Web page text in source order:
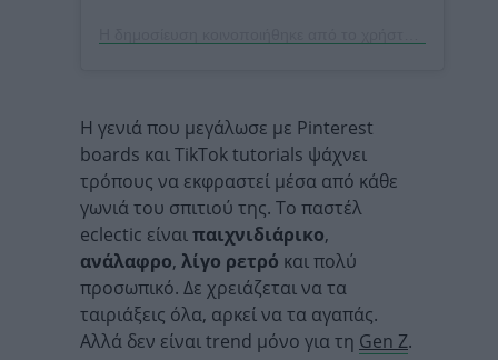
Η γενιά που μεγάλωσε με Pinterest
boards και TikTok tutorials ψάχνει
τρόπους να εκφραστεί μέσα από κάθε
γωνιά του σπιτιού της. Το παστέλ
eclectic είναιπαιχνιδιάρικο,
ανάλαφρο, λίγο ρετρό και πολύ
προσωπικό. Δε χρειάζεται να τα
ταιριάξεις όλα, αρκεί να τα αγαπάς.
Αλλά δεν είναι trend μόνο για τη Gen Z.